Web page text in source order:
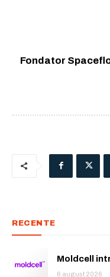
Fondator
RECENTE
Moldcell
6 august 2026